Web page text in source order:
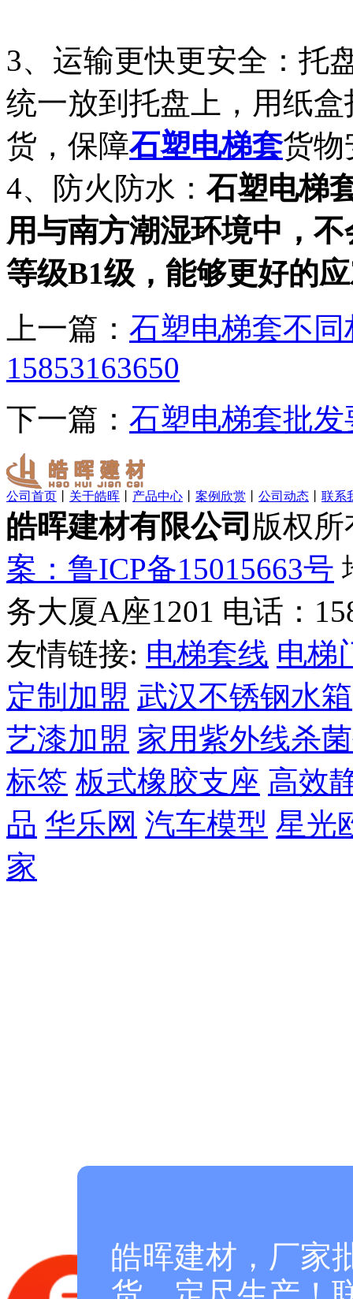
3、运输更快更安全：托
统一放到托盘上，用纸
货，保障石塑电梯套货物
4、防火防水： 石塑电梯
用与南方潮湿环境中，
等级B1级，能够更好的
上一篇： 石塑电梯套不
15853163650
下一篇： 石塑电梯套批发
公司首页 关于皓晖 产品中心 案例欣赏 公司动态 联系
皓晖建材有限公司 版权
案：鲁ICP备15015663号
务大厦A座1201 电话：
友情链接: 电梯套线 电梯
定制加盟 武汉不锈钢水箱
艺漆加盟 家用紫外线杀
标签 板式橡胶支座 高效
品 华乐网 汽车模型 星光
家
皓晖建材，厂家